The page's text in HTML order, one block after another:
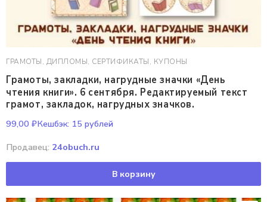
ГРАМОТЫ, ДИПЛОМЫ, СЕРТИФИКАТЫ, КУПОНЫ
Грамоты, закладки, нагрудные значки «День
чтения книги». 6 сентября. Редактируемый текст
грамот, закладок, нагрудных значков.
99,00 ₽Кешбэк: 15 рублей
Продавец: 24obuch.ru
В корзину